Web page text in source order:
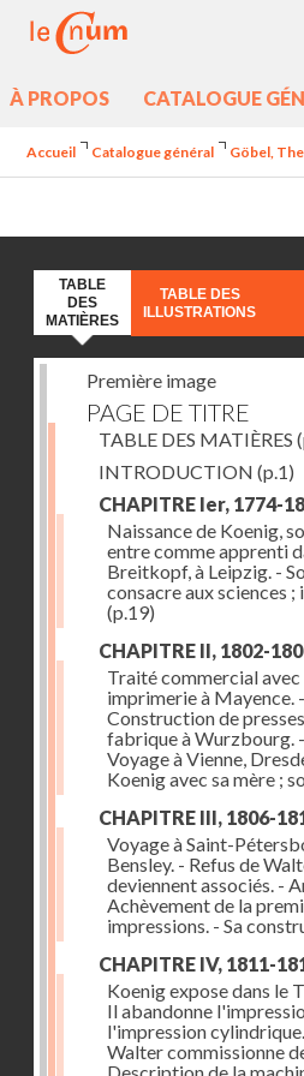
À PROPOS CATALOGUE
Accueil Catalogue général Göbel,
TABLE
DES
MATIÈRES
TABLE DES
ILLUSTRATIONS
Première image
PAGE DE TITRE
TABLE DES MATIÈRES
INTRODUCTION (p.1)
CHAPITRE Ier, 1774-
Naissance de Koenig,
entre comme apprenti
Breitkopf, à Leipzig. -
consacre aux sciences
(p.19)
CHAPITRE II, 1802-
Traité commercial
imprimerie à Mayence.
Construction de
fabrique à Wurzbourg.
Voyage à Vienne,
Koenig avec sa mère ;
CHAPITRE III, 1806-
Voyage à Saint-
Bensley. - Refus de
deviennent associés. -
Achèvement de la
impressions. - Sa
CHAPITRE IV, 1811-
Koenig expose dans le
Il abandonne
l'impression
Walter commissionne